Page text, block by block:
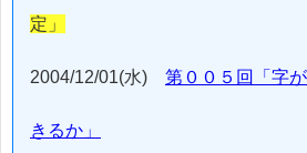
定」
2004/12/01(水) 第００５回「字
きるか」